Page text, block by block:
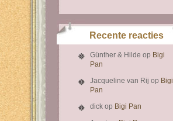
Recente reacties
Günther & Hilde op Bigi
Pan
Jacqueline van Rij op Bigi
Pan
dick op Bigi Pan